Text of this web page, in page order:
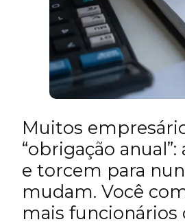
Muitos
“obrigação
e torcem para
mudam. Você
mais funcionários